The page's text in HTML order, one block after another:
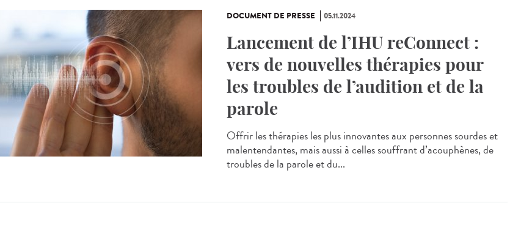
DOCUMENT DE PRESSE 05.11.2024
Lancement de l’IHU reConnect :
vers de nouvelles thérapies pour
les troubles de l’audition et de la
parole
Offrir les thérapies les plus innovantes aux personnes sourdes et
malentendantes, mais aussi à celles souffrant d’acouphènes, de
troubles de la parole et du...